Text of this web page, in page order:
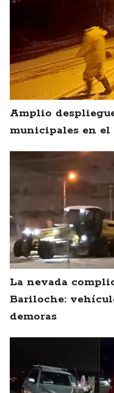
Amplio
municipales en
La nevada
Bariloche:
demoras